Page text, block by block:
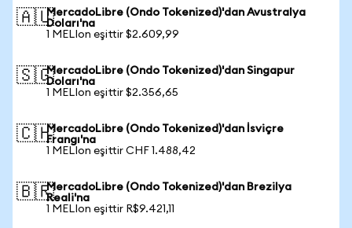
🇦🇺MercadoLibre (Ondo Tokenized)'dan Avustralya
Doları'na
1 MELIon eşittir $2.609,99
🇸🇬MercadoLibre (Ondo Tokenized)'dan Singapur
Doları'na
1 MELIon eşittir $2.356,65
🇨🇭MercadoLibre (Ondo Tokenized)'dan İsviçre
Frangı'na
1 MELIon eşittir CHF 1.488,42
🇧🇷MercadoLibre (Ondo Tokenized)'dan Brezilya
Reali'na
1 MELIon eşittir R$9.421,11